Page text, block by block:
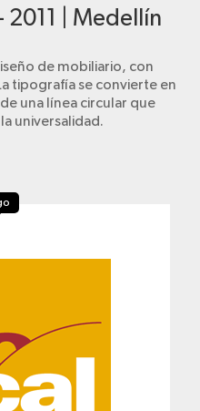
2011 | Medellín
de mobiliario, con
tipografía se convierte en
una línea circular que
universalidad.